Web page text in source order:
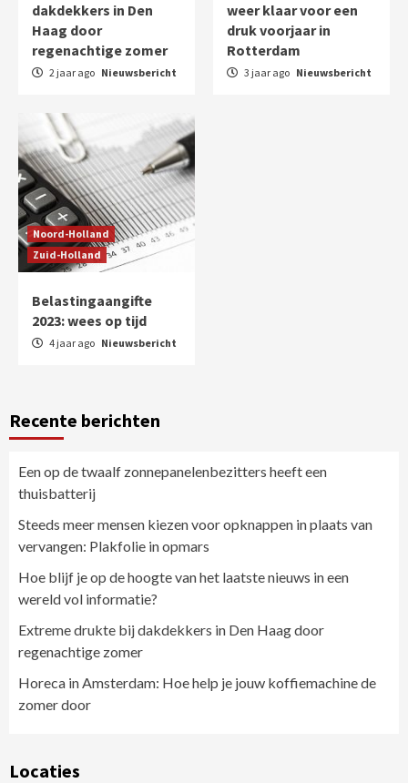
dakdekkers in Den
Haag door
regenachtige zomer
2 jaar ago Nieuwsbericht
weer klaar voor een
druk voorjaar in
Rotterdam
3 jaar ago Nieuwsbericht
Noord-Holland
Zuid-Holland
Belastingaangifte
2023: wees op tijd
4 jaar ago Nieuwsbericht
Recente berichten
Een op de twaalf zonnepanelenbezitters heeft een
thuisbatterij
Steeds meer mensen kiezen voor opknappen in plaats van
vervangen: Plakfolie in opmars
Hoe blijf je op de hoogte van het laatste nieuws in een
wereld vol informatie?
Extreme drukte bij dakdekkers in Den Haag door
regenachtige zomer
Horeca in Amsterdam: Hoe help je jouw koffiemachine de
zomer door
Locaties